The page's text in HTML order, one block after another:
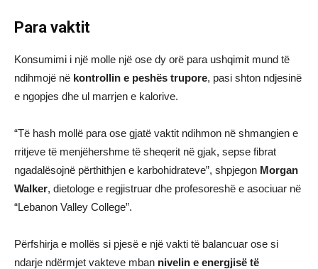
Para vaktit
Konsumimi i një molle një ose dy orë para ushqimit mund të
ndihmojë në kontrollin e peshës trupore, pasi shton ndjesinë
e ngopjes dhe ul marrjen e kalorive.
“Të hash mollë para ose gjatë vaktit ndihmon në shmangien e
rritjeve të menjëhershme të sheqerit në gjak, sepse fibrat
ngadalësojnë përthithjen e karbohidrateve”, shpjegon Morgan
Walker, dietologe e regjistruar dhe profesoreshë e asociuar në
“Lebanon Valley College”.
Përfshirja e mollës si pjesë e një vakti të balancuar ose si
ndarje ndërmjet vakteve mban nivelin e energjisë të